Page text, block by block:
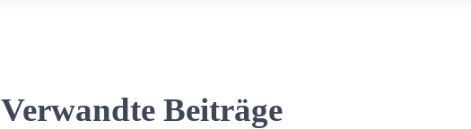
Verwandte Beiträge